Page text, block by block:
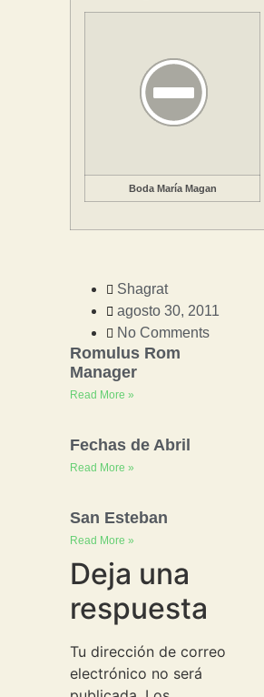
Boda María Magan
Shagrat
agosto 30, 2011
No Comments
Romulus Rom
Manager
Read More »
Fechas de Abril
Read More »
San Esteban
Read More »
Deja una
respuesta
Tu dirección de correo
electrónico no será